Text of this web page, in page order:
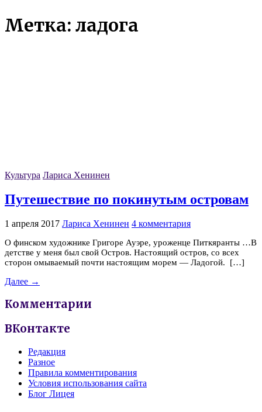
Метка: ладога
Культура Лариса Хенинен
Путешествие по покинутым островам
1 апреля 2017 Лариса Хенинен 4 комментария
О финском художнике Григоре Ауэре, уроженце Питкяранты …В
детстве у меня был свой Остров. Настоящий остров, со всех
сторон омываемый почти настоящим морем — Ладогой. […]
Далее →
Комментарии
ВКонтакте
Редакция
Разное
Правила комментирования
Условия использования сайта
Блог Лицея